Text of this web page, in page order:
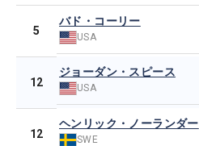
5
バド・コーリー
USA
12
ジョーダン・スピース
USA
12
ヘンリック・ノーランダー
SWE